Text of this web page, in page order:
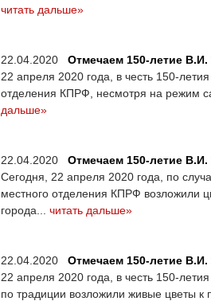
читать дальше»
22.04.2020 Отмечаем 150-летие
22 апреля 2020 года, в честь 150-
отделения КПРФ, несмотря на режим
дальше»
22.04.2020 Отмечаем 150-летие
Сегодня, 22 апреля 2020 года, по
местного отделения КПРФ возложили
города... читать дальше»
22.04.2020 Отмечаем 150-летие
22 апреля 2020 года, в честь 150-
по традиции возложили живые цветы к